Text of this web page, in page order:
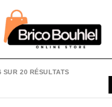
20 RÉSULTATS